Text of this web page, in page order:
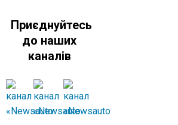
Приєднуйтесь
до наших
каналів